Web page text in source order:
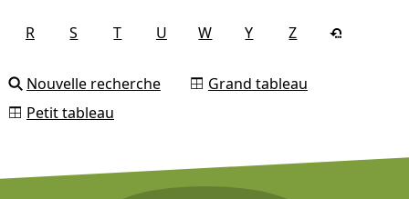
R S T U W Y Z
Nouvelle recherche
Grand tableau
Petit tableau